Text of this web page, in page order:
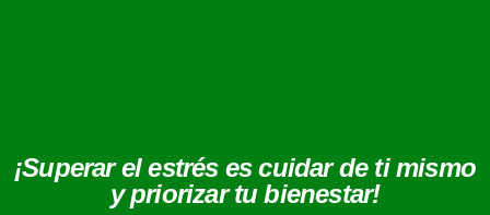
¡Superar el estrés es cuidar de ti mismo
y priorizar tu bienestar!